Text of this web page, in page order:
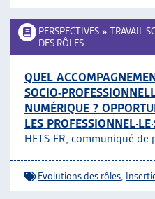
PERSPECTIVES » TRAVAIL
DES RÔLES
QUEL
SOCIO-
NUMÉRIQUE ?
LES
HETS-FR, communiqué de
Evolutions des rôles